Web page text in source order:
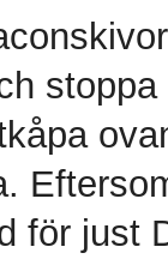
för just